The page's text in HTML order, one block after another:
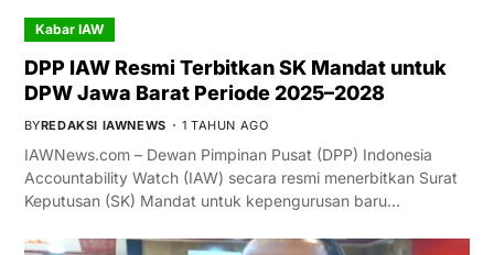
Kabar IAW
DPP IAW Resmi Terbitkan SK Mandat untuk
DPW Jawa Barat Periode 2025–2028
BYREDAKSI IAWNEWS 1 TAHUN AGO
IAWNews.com – Dewan Pimpinan Pusat (DPP) Indonesia
Accountability Watch (IAW) secara resmi menerbitkan Surat
Keputusan (SK) Mandat untuk kepengurusan baru…